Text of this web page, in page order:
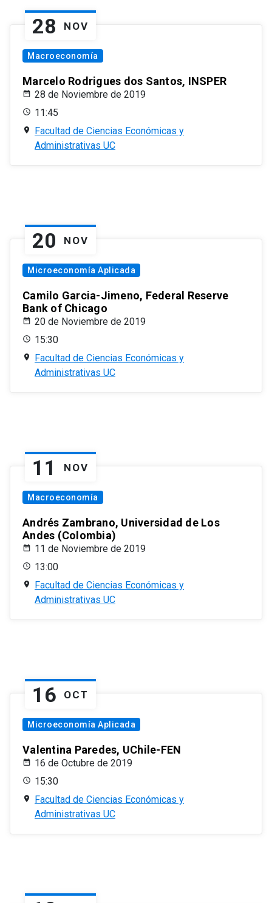
28 NOV
Macroeconomía
Marcelo Rodrigues dos Santos, INSPER
28 de Noviembre de 2019
11:45
Facultad de Ciencias Económicas y
Administrativas UC
20 NOV
Microeconomía Aplicada
Camilo Garcia-Jimeno, Federal Reserve
Bank of Chicago
20 de Noviembre de 2019
15:30
Facultad de Ciencias Económicas y
Administrativas UC
11 NOV
Macroeconomía
Andrés Zambrano, Universidad de Los
Andes (Colombia)
11 de Noviembre de 2019
13:00
Facultad de Ciencias Económicas y
Administrativas UC
16 OCT
Microeconomía Aplicada
Valentina Paredes, UChile-FEN
16 de Octubre de 2019
15:30
Facultad de Ciencias Económicas y
Administrativas UC